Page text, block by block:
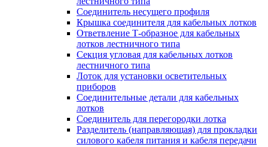
Соединитель несущего профиля
Крышка соединителя для кабельных лотков
Ответвление Т-образное для кабельных
лотков лестничного типа
Секция угловая для кабельных лотков
лестничного типа
Лоток для установки осветительных
приборов
Соединительные детали для кабельных
лотков
Соединитель для перегородки лотка
Разделитель (направляющая) для прокладки
силового кабеля питания и кабеля передачи